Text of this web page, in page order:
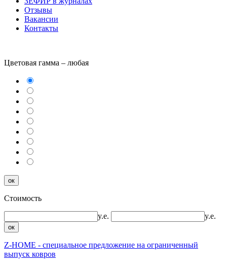
Отзывы
Вакансии
Контакты
Цветовая гамма – любая
ок
Стоимость
y.e. y.e.
ок
Z-HOME - специальное предложение на ограниченный
выпуск ковров